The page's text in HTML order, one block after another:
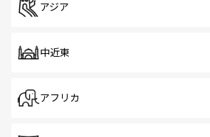
アジア
中近東
アフリカ